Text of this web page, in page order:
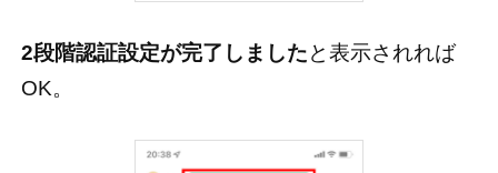
2段階認証設定が完了しましたと表示されれば
OK。